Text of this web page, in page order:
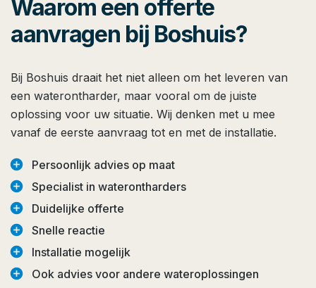
Waarom een offerte
aanvragen bij Boshuis?
Bij Boshuis draait het niet alleen om het leveren van
een waterontharder, maar vooral om de juiste
oplossing voor uw situatie. Wij denken met u mee
vanaf de eerste aanvraag tot en met de installatie.
add_circle Persoonlijk advies op maat
add_circle Specialist in waterontharders
add_circle Duidelijke offerte
add_circle Snelle reactie
add_circle Installatie mogelijk
add_circle Ook advies voor andere wateroplossingen